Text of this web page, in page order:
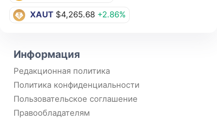
XAUT $4,265.68 +2.86%
Информация
Редакционная политика
Политика конфиденциальности
Пользовательское соглашение
Правообладателям